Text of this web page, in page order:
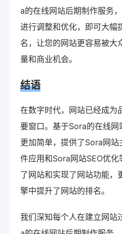
a的在线网站后期制作服务
进行调整和优化，即可大幅
名，让您的网站更容易被大
量和商业机会。
结语
在数字时代，网站已经成为
要窗口。基于Sora的在线
更加简单，提供了Sora网
件应用和Sora网站SEO优
了网站和实现了网站功能，
擎中提升了网站的排名。
我们深知每个人在建立网站